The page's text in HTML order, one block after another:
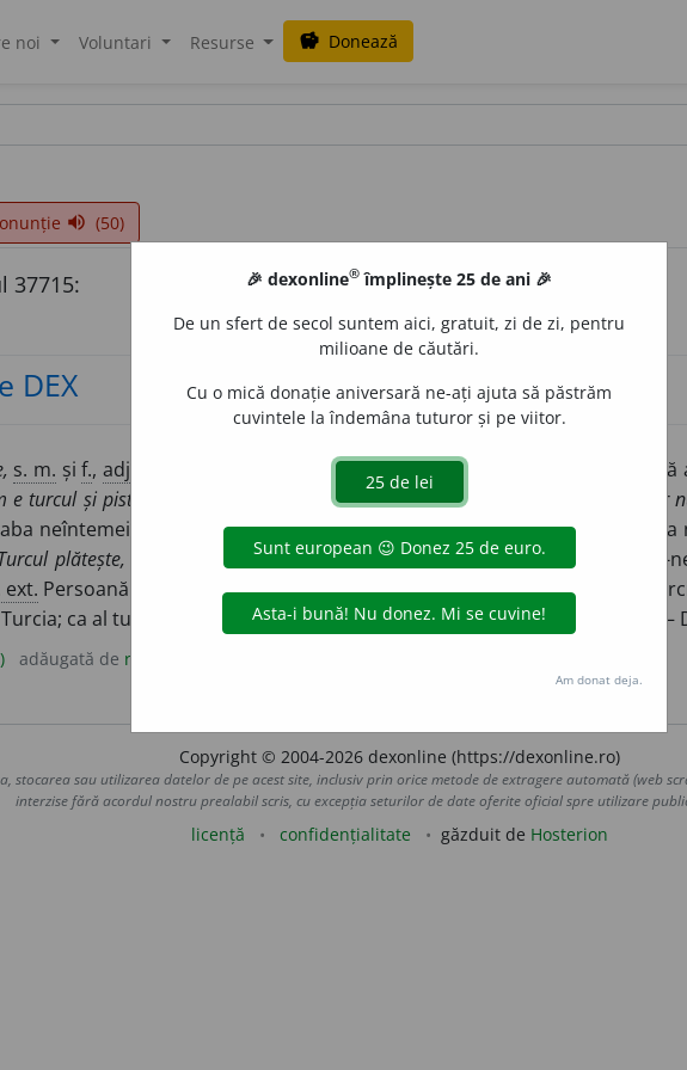
noi Voluntari Resurse savings Donează
volume_up (50)
37715:
DEX
s. m. șif., adj.
Persoană care face parte din populația de
e turcul și pistolul = cum e omul, așa sunt și faptele lui, prietenii lui. Doar
neîntemeiată a cuiva.A fi turc(sauca turcul)= a fi foarte încăpățânat, a
plătește, se spune despre cineva care este silit să plătească, vrând-
ext. Persoană de religie mahomedană.2.Adj.Care aparține Turciei sau
ca al turcilor; turcesc. ♦ (Substantivat,f.) Limba vorbită de turci ( ).
adăugată de romac
Copyright © 2004-2026 dexonline (https://dexonline.ro)
stocarea sau utilizarea datelor de pe acest site, inclusiv prin orice metode de extragere automată (web
interzise fără acordul nostru prealabil scris, cu excepția seturilor de date oferite oficial spre utilizare
licență confidențialitate găzduit de Hosterion
🎉 dexonline® împlinește 25 de ani 🎉
De un sfert de secol suntem aici, gratuit, zi de zi, pentru
milioane de căutări.
Cu o mică donație aniversară ne-ați ajuta să păstrăm
cuvintele la îndemâna tuturor și pe viitor.
Am donat deja.